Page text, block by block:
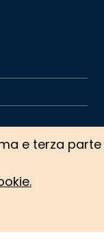
e terza